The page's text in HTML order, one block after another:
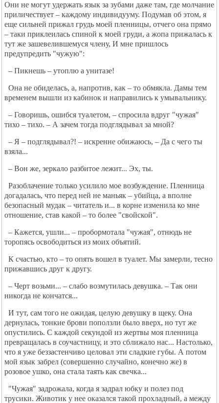
Они не могут удержать язык за зубами даже там, где молчание
приличествует – каждому индивидууму. Подумав об этом, я
еще сильней прижал грудь моей пленницы, отчего она прямо
– таки приклеилась спиной к моей груди, а жопа прижалась к
тут же зашевелившемуся члену, И мне пришлось
предупредить "чужую":
– Пикнешь – утоплю а унитазе!
Она не обиделась, а, напротив, как – то обмякла. Дамы тем
временем вышли из кабинок и направились к умывальнику.
– Говоришь, ошибся туалетом, – спросила вдруг "чужая"
тихо – тихо. – А зачем тогда подглядывал за мной?
– Я – подглядывал?! – искренне обижаюсь, – Да с чего ты
взяла...
– Вон же, зеркало разбитое лежит... Эх, ты.
Разоблачение только усилило мое возбуждение. Пленница
догадалась, что перед ней не маньяк – убийца, а вполне
безопасный мудак – читатель и... в корне изменила ко мне
отношение, став какой – то более "свойской".
– Кажется, ушли... – пробормотала "чужая", отнюдь не
торопясь освободиться из моих объятий.
К счастью, кто – то опять вошел в туалет. Мы замерли, тесно
прижавшись друг к другу.
– Черт возьми... – слабо возмутилась девушка. – Так они
никогда не кончатся...
И тут, сам того не ожидая, целую девушку в щеку. Она
дернулась, тонкие брови поползли было вверх, но тут же
опустились. С каждой секундой из жертвы моя пленница
превращалась в соучастницу, и это сближало нас... Настолько,
что я уже беззастенчиво целовал эти сладкие губы. А потом
мой язык забрел (совершенно случайно, конечно же) в
розовое ушко, она стала таять как свечка...
"Чужая" задрожала, когда я задрал юбку и полез под
трусики. Животик у нее оказался такой прохладный, а между